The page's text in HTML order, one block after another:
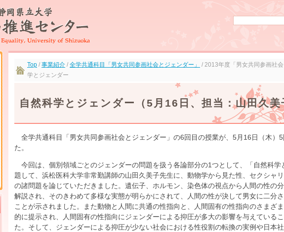
Top / 事業紹介 / 全学共通科目「男女共同参画社会とジェンダー」
/ 2013年度「男女共同参画社
学とジェンダー
自然科学とジェンダー（5月16日、担当：山田久美
全学共通科目「男女共同参画社会とジェンダー」の6回目の授業が、5月16日（木）5
た。
今回は、個別領域ごとのジェンダーの問題を扱う各論部分の1つとして、「自然科学
題して、浜松医科大学非常勤講師の山田久美子先生に、動物学から見た性、セクシャ
の諸問題を論じていただきました。遺伝子、ホルモン、染色体の視点から人間の性の
解説され、そのきわめて多様な実態が明らかにされて、人間の性が決して男女に二分
ことが示されました。また動物と人間に共通の性指向と、人間固有の性指向のさまざ
的に提示され、人間固有の性指向にジェンダーによる抑圧が多大の影響を与えている
た。そして、ジェンダーによる抑圧が少ない社会における性役割の転換の実例や日本